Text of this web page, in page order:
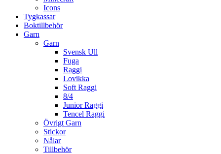
Icons
Tygkassar
Boktillbehör
Garn
Garn
Svensk Ull
Fuga
Raggi
Lovikka
Soft Raggi
8/4
Junior Raggi
Tencel Raggi
Övrigt Garn
Stickor
Nålar
Tillbehör